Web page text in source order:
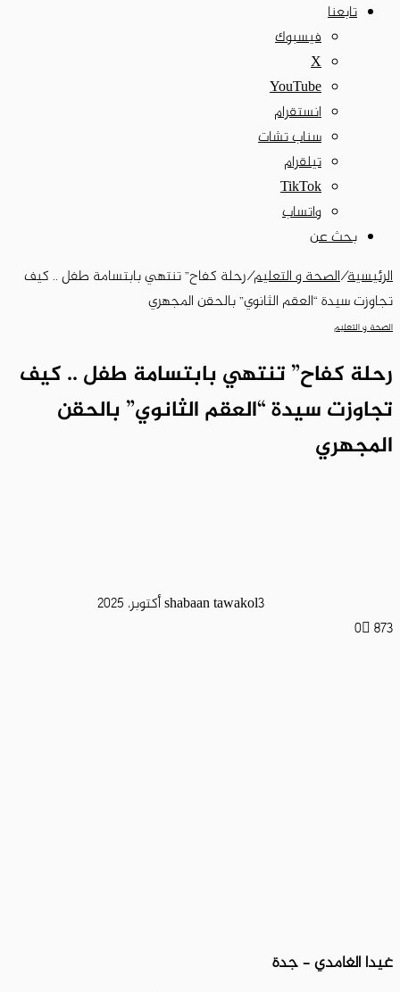
تابعنا
فيسبوك
‫X
‫YouTube
انستقرام
سناب تشات
تيلقرام
‫TikTok
واتساب
بحث عن
الرئيسية/الصحة و التعليم/رحلة كفاح” تنتهي بابتسامة طفل .. كيف
تجاوزت سيدة “العقم الثانوي” بالحقن المجهري
الصحة و التعليم
رحلة كفاح” تنتهي بابتسامة طفل .. كيف
تجاوزت سيدة “العقم الثانوي” بالحقن
المجهري
shabaan tawakol3 أكتوبر، 2025
0 873
غيدا الغامدي – جدة